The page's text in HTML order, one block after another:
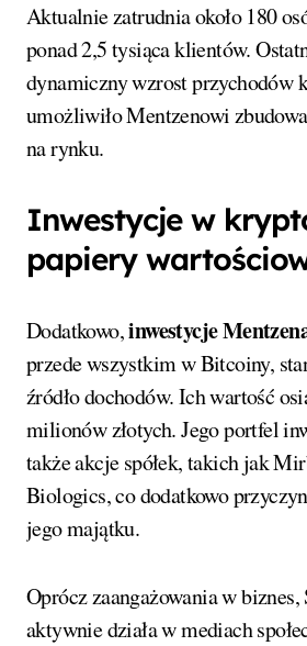
Aktualnie zatrudnia około 180
ponad 2,5 tysiąca klientów.
dynamiczny wzrost przychodów
umożliwiło Mentzenowi
na rynku.
Inwestycje w
papiery
Dodatkowo,inwestycje
przede wszystkim w Bitcoiny,
źródło dochodów. Ich wartość
milionów złotych. Jego portfel
także akcje spółek, takich jak
Biologics, co dodatkowo
jego majątku.
Oprócz zaangażowania w
aktywnie działa w mediach